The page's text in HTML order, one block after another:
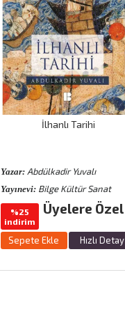
İlhanlı Tarihi
Yazar:Abdülkadir Yuvalı
Yayınevi:Bilge Kültür Sanat
%25
indirim
Üyelere Özel
Sepete Ekle Hızlı Detay